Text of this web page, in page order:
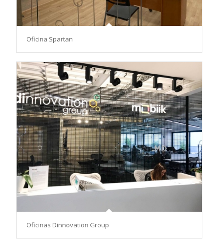
Oficina Spartan
Oficinas Dinnovation Group